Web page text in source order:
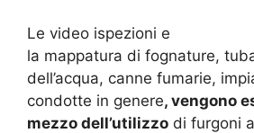
Le video ispezioni e
la mappatura di fognature,
dell’acqua, canne fumarie,
condotte in genere, vengono
mezzo dell’utilizzo di furgoni